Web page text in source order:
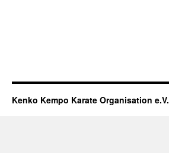
Kenko Kempo Karate Organisation e.V.